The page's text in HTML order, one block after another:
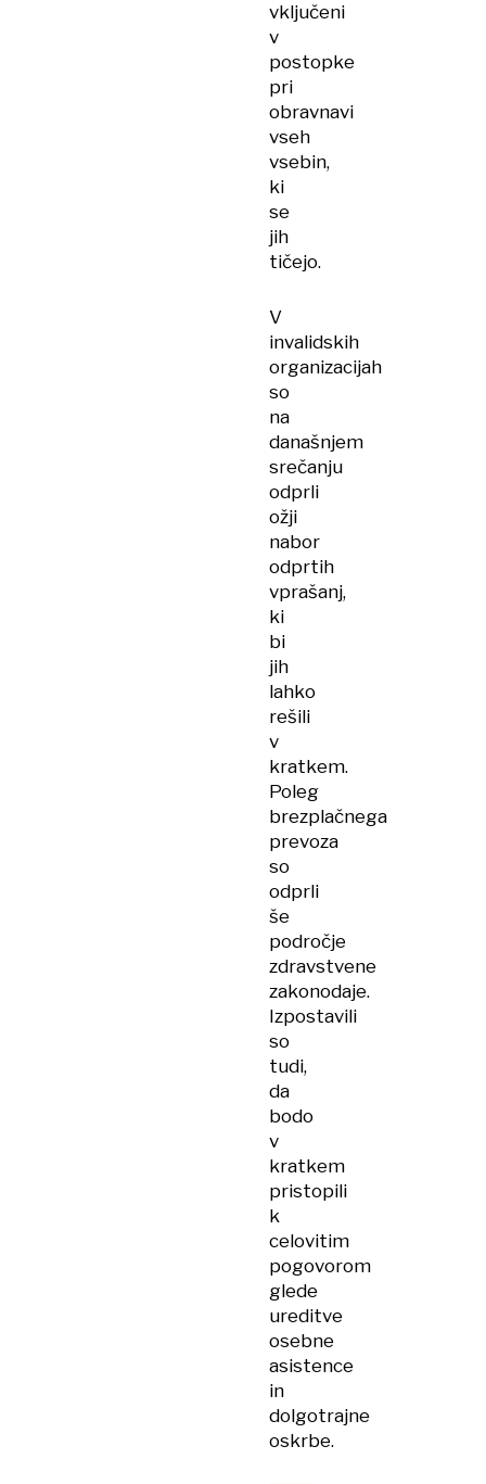
vključeni
v
postopke
pri
obravnavi
vseh
vsebin,
ki
se
jih
tičejo.
V
invalidskih
organizacijah
so
na
današnjem
srečanju
odprli
ožji
nabor
odprtih
vprašanj,
ki
bi
jih
lahko
rešili
v
kratkem.
Poleg
brezplačnega
prevoza
so
odprli
še
področje
zdravstvene
zakonodaje.
Izpostavili
so
tudi,
da
bodo
v
kratkem
pristopili
k
celovitim
pogovorom
glede
ureditve
osebne
asistence
in
dolgotrajne
oskrbe.